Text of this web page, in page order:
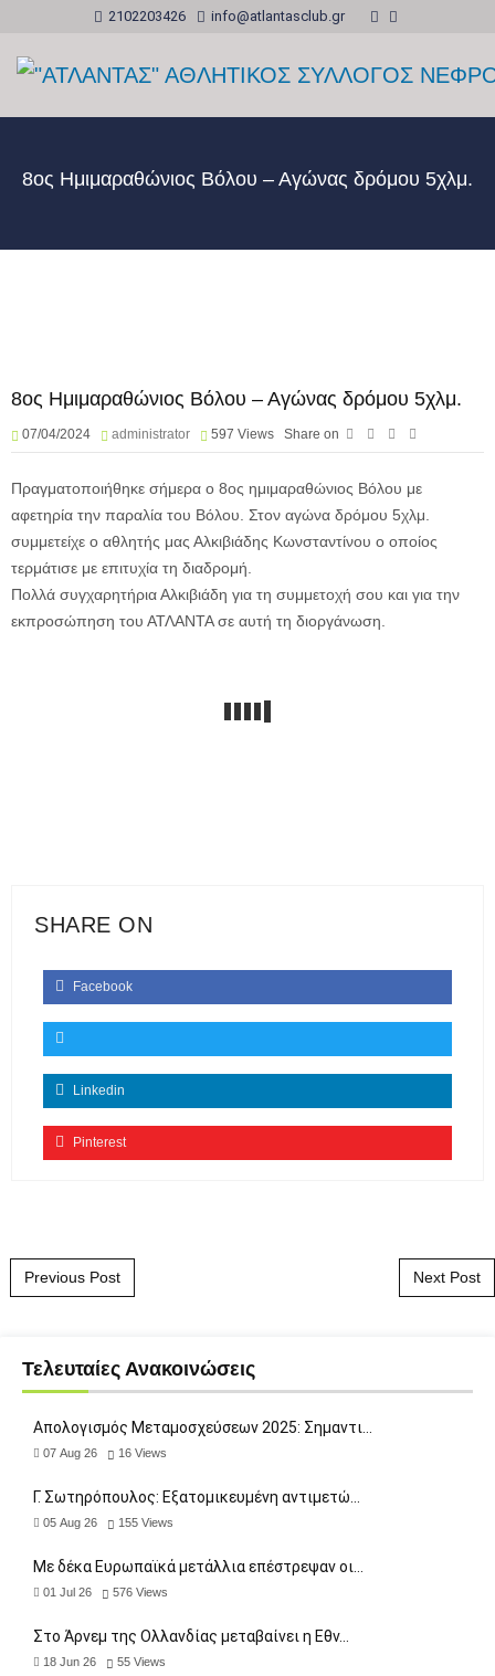
2102203426 info@atlantasclub.gr
8ος Ημιμαραθώνιος Βόλου – Αγώνας δρόμου 5χλμ.
8ος Ημιμαραθώνιος Βόλου – Αγώνας δρόμου 5χλμ.
07/04/2024 administrator 597 Views Share on
Πραγματοποιήθηκε σήμερα ο 8ος ημιμαραθώνιος Βόλου με
αφετηρία την παραλία του Βόλου. Στον αγώνα δρόμου 5χλμ.
συμμετείχε ο αθλητής μας Αλκιβιάδης Κωνσταντίνου ο οποίος
τερμάτισε με επιτυχία τη διαδρομή.
Πολλά συγχαρητήρια Αλκιβιάδη για τη συμμετοχή σου και για την
εκπροσώπηση του ΑΤΛΑΝΤΑ σε αυτή τη διοργάνωση.
SHARE ON
Facebook
Linkedin
Pinterest
Post navigation
Previous Post Next Post
Τελευταίες Ανακοινώσεις
Απολογισμός Μεταμοσχεύσεων 2025: Σημαντι…
07 Aug 26 16 Views
Γ. Σωτηρόπουλος: Eξατομικευμένη αντιμετώ…
05 Aug 26 155 Views
Με δέκα Ευρωπαϊκά μετάλλια επέστρεψαν οι…
01 Jul 26 576 Views
Στο Άρνεμ της Ολλανδίας μεταβαίνει η Εθν…
18 Jun 26 55 Views